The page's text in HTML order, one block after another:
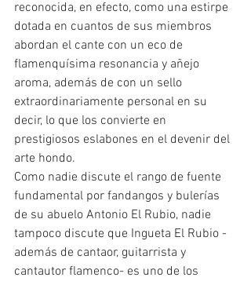
reconocida, en efecto, como una estirpe
dotada en cuantos de sus miembros
abordan el cante con un eco de
flamenquísima resonancia y añejo
aroma, además de con un sello
extraordinariamente personal en su
decir, lo que los convierte en
prestigiosos eslabones en el devenir del
arte hondo.
Como nadie discute el rango de fuente
fundamental por fandangos y bulerías
de su abuelo Antonio El Rubio, nadie
tampoco discute que Ingueta El Rubio -
además de cantaor, guitarrista y
cantautor flamenco- es uno de los